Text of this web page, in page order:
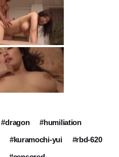
#dragon
#humiliation
#kuramochi-yui
#rbd-620